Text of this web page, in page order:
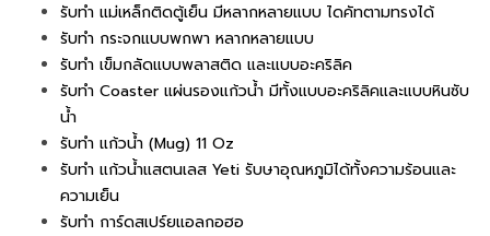
รับทำ แม่เหล็กติดตู้เย็น มีหลากหลายแบบ ไดคัทตามทรงได้
รับทำ กระจกแบบพกพา หลากหลายแบบ
รับทำ เข็มกลัดแบบพลาสติด และแบบอะคริลิค
รับทำ Coaster แผ่นรองแก้วน้ำ มีทั้งแบบอะคริลิคและแบบหินซับ
น้ำ
รับทำ แก้วน้ำ (Mug) 11 Oz
รับทำ แก้วน้ำแสตนเลส Yeti รับษาอุณหภูมิได้ทั้งความร้อนและ
ความเย็น
รับทำ การ์ดสเปร์ยแอลกอฮอ